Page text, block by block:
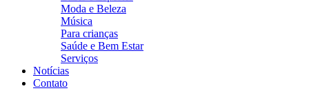
Moda e Beleza
Música
Para crianças
Saúde e Bem Estar
Serviços
Notícias
Contato